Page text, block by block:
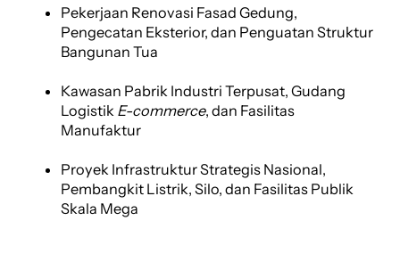
Pekerjaan Renovasi Fasad Gedung,
Pengecatan Eksterior, dan Penguatan Struktur
Bangunan Tua
Kawasan Pabrik Industri Terpusat, Gudang
Logistik E-commerce, dan Fasilitas
Manufaktur
Proyek Infrastruktur Strategis Nasional,
Pembangkit Listrik, Silo, dan Fasilitas Publik
Skala Mega